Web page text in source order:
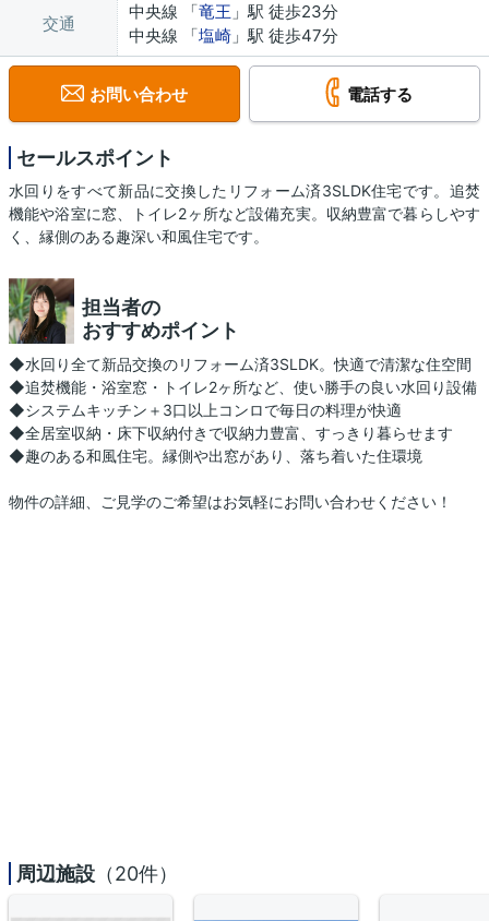
交通
中央線 「竜王 」駅 徒歩23分
中央線 「塩崎 」駅 徒歩47分
お問い合わせ 電話する
セールスポイント
水回りをすべて新品に交換したリフォーム済3SLDK住宅です。追焚
機能や浴室に窓、トイレ2ヶ所など設備充実。収納豊富で暮らしやす
く、縁側のある趣深い和風住宅です。
担当者の
おすすめポイント
◆水回り全て新品交換のリフォーム済3SLDK。快適で清潔な住空間
◆追焚機能・浴室窓・トイレ2ヶ所など、使い勝手の良い水回り設備
◆システムキッチン＋3口以上コンロで毎日の料理が快適
◆全居室収納・床下収納付きで収納力豊富、すっきり暮らせます
◆趣のある和風住宅。縁側や出窓があり、落ち着いた住環境
物件の詳細、ご見学のご希望はお気軽にお問い合わせください！
周辺施設 （20件）